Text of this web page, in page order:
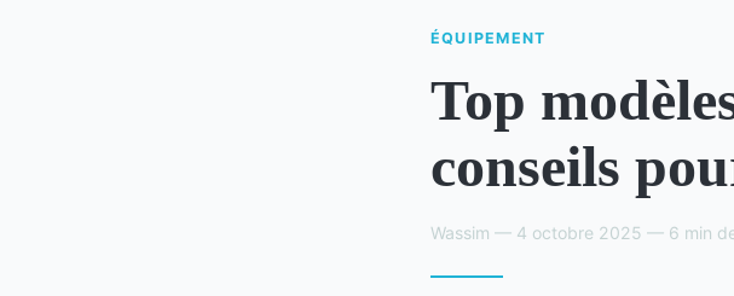
ÉQUIPEMENT
Top
conseils
Wassim — 4 octobre 2025 — 6 min